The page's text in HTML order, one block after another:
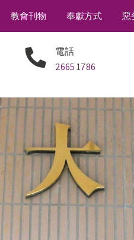
教會刊物 奉獻方式 惡
電話
2665 1786